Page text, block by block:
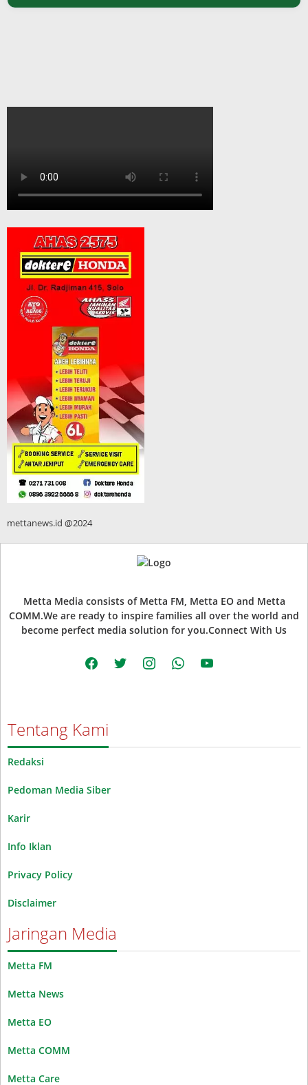
mettanews.id @2024
Metta Media consists of Metta FM, Metta EO and Metta
COMM.We are ready to inspire families all over the world and
become perfect media solution for you.Connect With Us
facebooktwitter instagramwhatsappyoutube
Tentang Kami
Redaksi
Pedoman Media Siber
Karir
Info Iklan
Privacy Policy
Disclaimer
Jaringan Media
Metta FM
Metta News
Metta EO
Metta COMM
Metta Care